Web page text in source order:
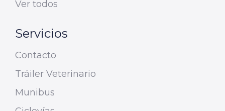
Ver todos
Servicios
Contacto
Tráiler Veterinario
Munibus